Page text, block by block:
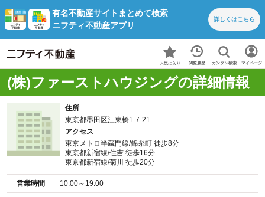
有名不動産サイトまとめて検索
ニフティ不動産アプリ
詳しくはこちら
お気に入り 閲覧履歴 カンタン検索 マイページ
(株)ファーストハウジングの詳細情報
住所
東京都墨田区江東橋1-7-21
アクセス
東京メトロ半蔵門線/錦糸町 徒歩8分
東京都新宿線/住吉 徒歩16分
東京都新宿線/菊川 徒歩20分
営業時間 10:00～19:00